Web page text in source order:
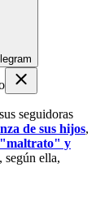
seguidoras
de sus hijos,
"maltrato" y
según ella,